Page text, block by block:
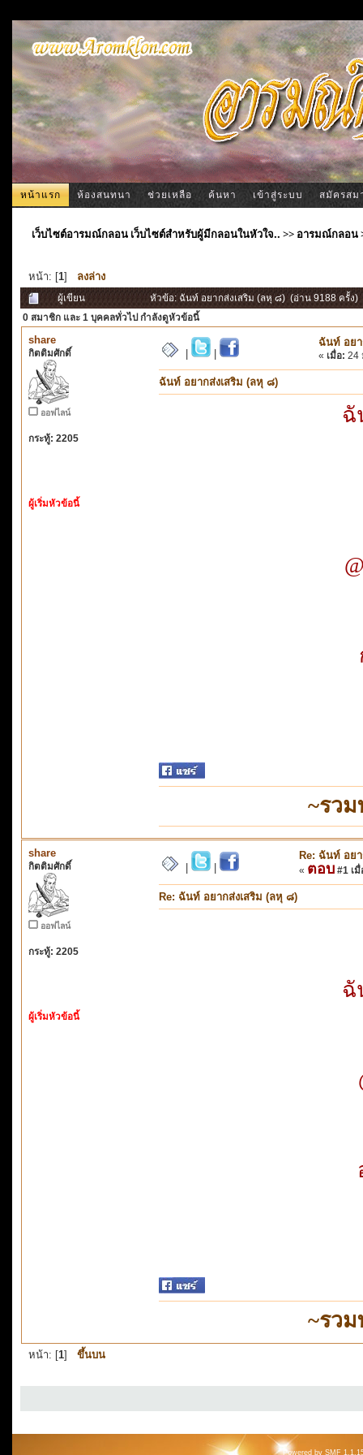
หน้าแรก ห้องสนทนา ช่วยเหลือ ค้นหา เข้าสู่ระบบ สมัครสม
เว็บไซต์อารมณ์กลอน เว็บไซต์สำหรับผู้มีกลอนในหัวใจ.. >> อารมณ์กลอน
หน้า: [1] ลงล่าง
ผู้เขียน
หัวข้อ: ฉันท์ อยากส่งเสริม (ลหุ ๘) (อ่าน 9188 ครั้ง)
0 สมาชิก และ 1 บุคคลทั่วไป กำลังดูหัวข้อนี้
share
กิตติมศักดิ์
ออฟไลน์
กระทู้: 2205
ผู้เริ่มหัวข้อนี้
ฉันท์ อย
« เมื่อ: 24
ฉันท์ อยากส่งเสริม (ลหุ ๘)
ฉั
~รว
share
กิตติมศักดิ์
ออฟไลน์
กระทู้: 2205
ผู้เริ่มหัวข้อนี้
Re: ฉันท์ อย
« ตอบ #1 เมื่
Re: ฉันท์ อยากส่งเสริม (ลหุ ๘)
ฉั
~รว
หน้า: [1] ขึ้นบน
Powered by SMF